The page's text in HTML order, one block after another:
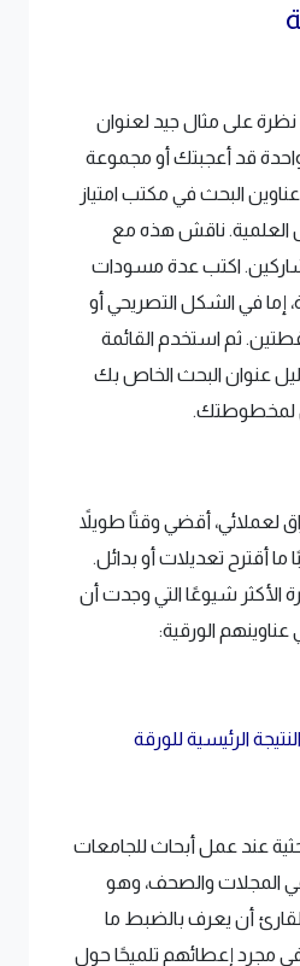
على مثال جيد لعنوان
قد أعجبتك أو مجموعة
البحث في مكتب امتياز
العلمية. ناقش هذه مع
اكتب عدة مسودات
إما في الشكل التصريحي أو
ثم استخدم القائمة
عنوان البحث الخاص بك
لمخطوطتك.
لعملائي، أقضي وقتًا طويلاً
ما أقترح تعديلات أو بدائل.
الأكثر شيوعًا التي وجدت أن
الورقية:
الرئيسية للورقة
عند عمل أبحاث للجامعات
في المجلات والصحف، وهو
أن يعرف بالضبط ما
مجرد إعطائهم تلميحًا حول